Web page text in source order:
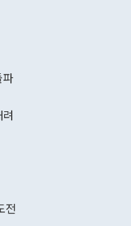
무너졌다고도 했다. 또 "
함께 4자 대화의 동력을
"우리의 선의대로 하는 게
며 월간 기준 처음으로
196.9% 급증했고 컴퓨터
수출은 160.4% 늘었으
기록했지만 지식재산권
로 전환됐다. 본원소득수
전